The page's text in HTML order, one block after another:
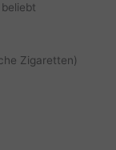
Zigaretten)